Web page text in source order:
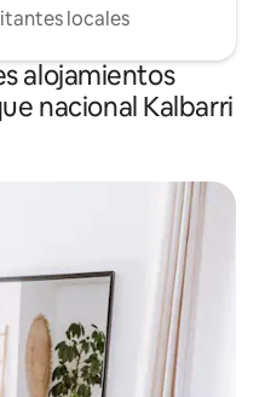
locales
alojamientos
nacional Kalbarri